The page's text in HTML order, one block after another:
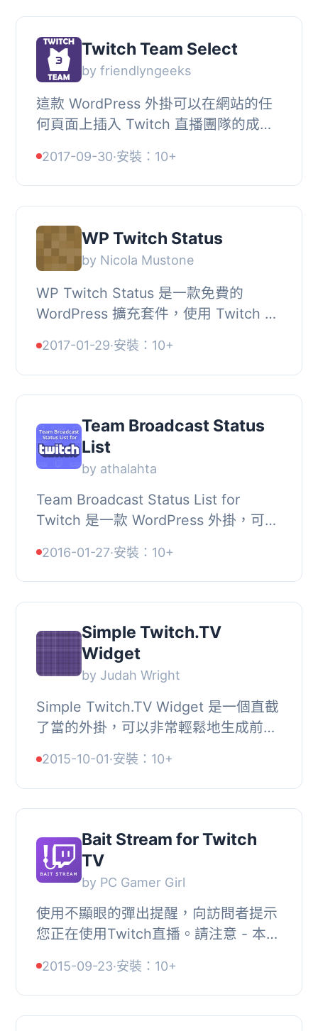
Twitch Team Select
by friendlyngeeks
這款 WordPress 外掛可以在網站的任
何頁面上插入 Twitch 直播團隊的成員
只需在任何頁面上放置一個簡短代碼即
可使用。
2017-09-30·安裝：10+
WP Twitch Status
by Nicola Mustone
WP Twitch Status 是一款免費的
WordPress 擴充套件，使用 Twitch 的
顯示於您的網站上。, 您可以透過前往
「設定」>「一...
2017-01-29·安裝：10+
Team Broadcast Status
List
by athalahta
Team Broadcast Status List for
Twitch 是一款 WordPress 外掛，可顯
態，並以類似於遊戲應用程式中的好友
列表風格來呈...
2016-01-27·安裝：10+
Simple Twitch.TV
Widget
by Judah Wright
Simple Twitch.TV Widget 是一個直截
了當的外掛，可以非常輕鬆地生成前端
於顯示 Twitch.TV 用戶是否在線。如果
所查詢的用...
2015-10-01·安裝：10+
Bait Stream for Twitch
TV
by PC Gamer Girl
使用不顯眼的彈出提醒，向訪問者提示
您正在使用Twitch直播。請注意 - 本外
顯示提示！
2015-09-23·安裝：10+